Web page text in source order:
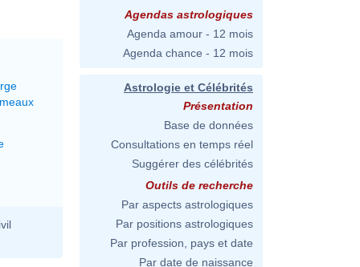
Agendas astrologiques
Agenda amour - 12 mois
Agenda chance - 12 mois
Astrologie et Célébrités
Présentation
Base de données
Consultations en temps réel
Suggérer des célébrités
Outils de recherche
Par aspects astrologiques
Par positions astrologiques
Par profession, pays et date
Par date de naissance